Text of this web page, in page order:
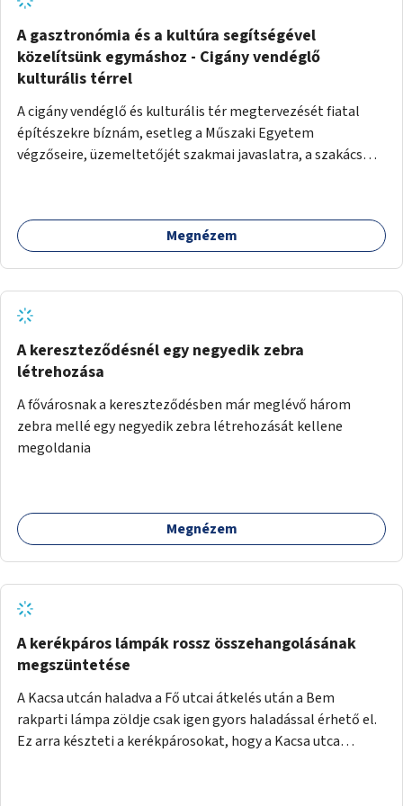
A gasztronómia és a kultúra segítségével
közelítsünk egymáshoz - Cigány vendéglő
kulturális térrel
A cigány vendéglő és kulturális tér megtervezését fiatal
építészekre bíznám, esetleg a Műszaki Egyetem
végzőseire, üzemeltetőjét szakmai javaslatra, a szakács
hagyományos cigányzene mellett, koncertek, gitárestek,
jazz művészek, roma diákok fellépései színesítenék a
a FreeSZFE hallgatóit, tanárait, teret adva az ő
kibontakozásuknak is. Színes, változatos műsor mellett
baráti körök alakulhatnak, hiszen a kultúra óriási kovász. A
falakat nagy cigány festők, Péli Tamás, Szentandrássy
festményei mellett, L. Ritók Nóra (Igazgyöngy)
gyermekeinek elismert rajzaiból időszaki kiállítás is helyet
kaphatna a térben. Segítségül Józsefváros önkormányzata,
Megnézem
A kereszteződésnél egy negyedik zebra
létrehozása
A fővárosnak a kereszteződésben már meglévő három
zebra mellé egy negyedik zebra létrehozását kellene
megoldania
Megnézem
A kerékpáros lámpák rossz összehangolásának
megszüntetése
A Kacsa utcán haladva a Fő utcai átkelés után a Bem
rakparti lámpa zöldje csak igen gyors haladással érhető el.
Ez arra készteti a kerékpárosokat, hogy a Kacsa utca